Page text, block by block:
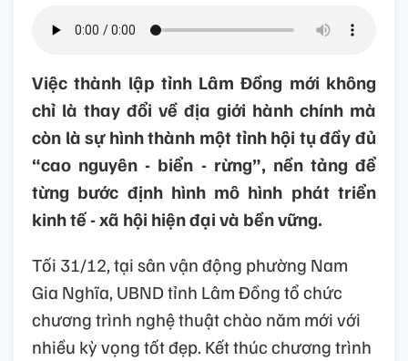
Việc thành lập tỉnh Lâm Đồng mới không
chỉ là thay đổi về địa giới hành chính mà
còn là sự hình thành một tỉnh hội tụ đầy đủ
“cao nguyên - biển - rừng”, nền tảng để
từng bước định hình mô hình phát triển
kinh tế - xã hội hiện đại và bền vững.
Tối 31/12, tại sân vận động phường Nam
Gia Nghĩa, UBND tỉnh Lâm Đồng tổ chức
chương trình nghệ thuật chào năm mới với
nhiều kỳ vọng tốt đẹp. Kết thúc chương trình